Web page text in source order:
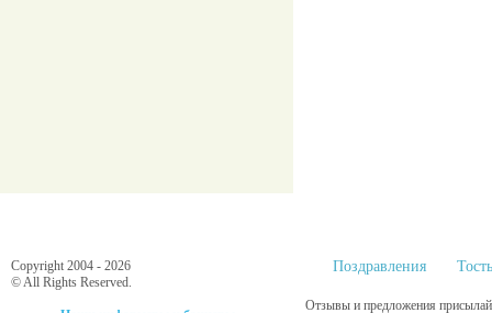
Copyright 2004 - 2026
© All Rights Reserved.
Поздравления
Отзывы и предложения